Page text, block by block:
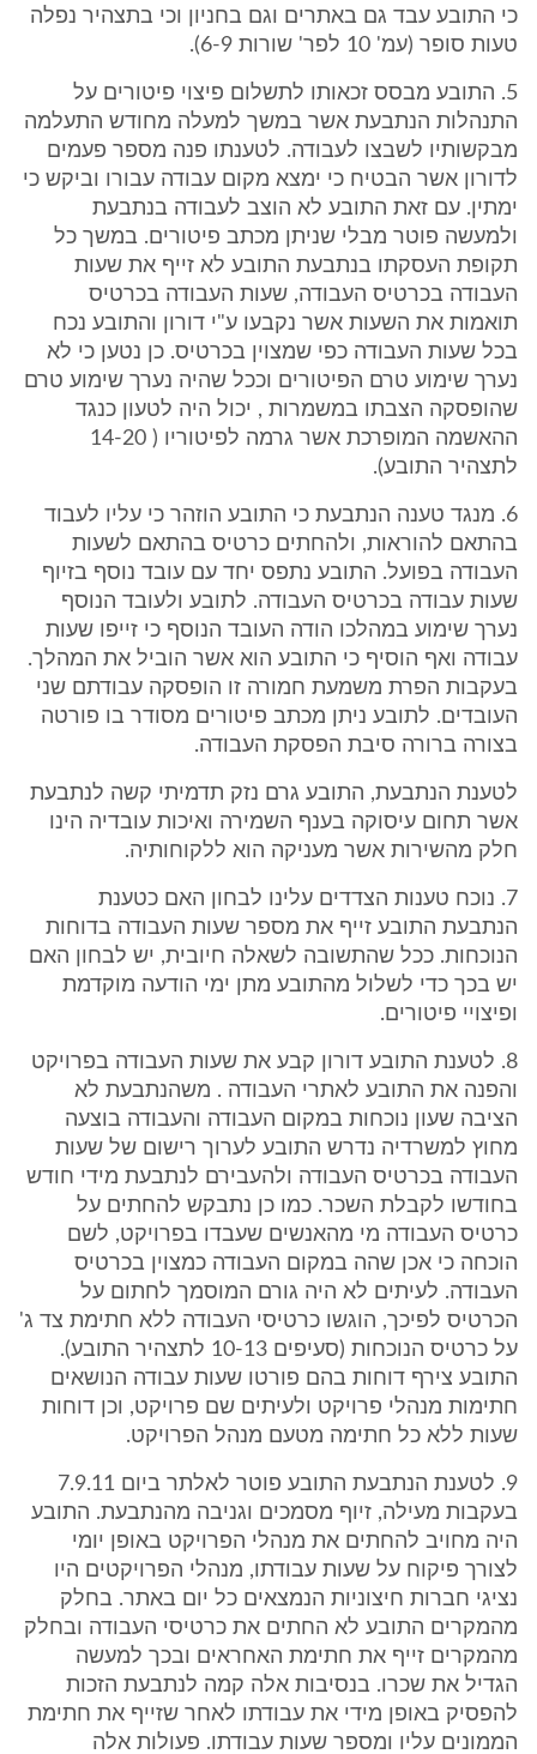
כי התובע עבד גם באתרים וגם בחניון וכי בתצהיר נפלה
טעות סופר (עמ' 10 לפר' שורות 6-9).
5. התובע מבסס זכאותו לתשלום פיצוי פיטורים על
התנהלות הנתבעת אשר במשך למעלה מחודש התעלמה
מבקשותיו לשבצו לעבודה. לטענתו פנה מספר פעמים
לדורון אשר הבטיח כי ימצא מקום עבודה עבורו וביקש כי
ימתין. עם זאת התובע לא הוצב לעבודה בנתבעת
ולמעשה פוטר מבלי שניתן מכתב פיטורים. במשך כל
תקופת העסקתו בנתבעת התובע לא זייף את שעות
העבודה בכרטיס העבודה, שעות העבודה בכרטיס
תואמות את השעות אשר נקבעו ע"י דורון והתובע נכח
בכל שעות העבודה כפי שמצוין בכרטיס. כן נטען כי לא
נערך שימוע טרם הפיטורים וככל שהיה נערך שימוע טרם
שהופסקה הצבתו במשמרות , יכול היה לטעון כנגד
ההאשמה המופרכת אשר גרמה לפיטוריו ( 14-20
לתצהיר התובע).
6. מנגד טענה הנתבעת כי התובע הוזהר כי עליו לעבוד
בהתאם להוראות, ולהחתים כרטיס בהתאם לשעות
העבודה בפועל. התובע נתפס יחד עם עובד נוסף בזיוף
שעות עבודה בכרטיס העבודה. לתובע ולעובד הנוסף
נערך שימוע במהלכו הודה העובד הנוסף כי זייפו שעות
עבודה ואף הוסיף כי התובע הוא אשר הוביל את המהלך.
בעקבות הפרת משמעת חמורה זו הופסקה עבודתם שני
העובדים. לתובע ניתן מכתב פיטורים מסודר בו פורטה
בצורה ברורה סיבת הפסקת העבודה.
לטענת הנתבעת, התובע גרם נזק תדמיתי קשה לנתבעת
אשר תחום עיסוקה בענף השמירה ואיכות עובדיה הינו
חלק מהשירות אשר מעניקה הוא ללקוחותיה.
7. נוכח טענות הצדדים עלינו לבחון האם כטענת
הנתבעת התובע זייף את מספר שעות העבודה בדוחות
הנוכחות. ככל שהתשובה לשאלה חיובית, יש לבחון האם
יש בכך כדי לשלול מהתובע מתן ימי הודעה מוקדמת
ופיצויי פיטורים.
8. לטענת התובע דורון קבע את שעות העבודה בפרויקט
והפנה את התובע לאתרי העבודה . משהנתבעת לא
הציבה שעון נוכחות במקום העבודה והעבודה בוצעה
מחוץ למשרדיה נדרש התובע לערוך רישום של שעות
העבודה בכרטיס העבודה ולהעבירם לנתבעת מידי חודש
בחודשו לקבלת השכר. כמו כן נתבקש להחתים על
כרטיס העבודה מי מהאנשים שעבדו בפרויקט, לשם
הוכחה כי אכן שהה במקום העבודה כמצוין בכרטיס
העבודה. לעיתים לא היה גורם המוסמך לחתום על
הכרטיס לפיכך, הוגשו כרטיסי העבודה ללא חתימת צד ג'
על כרטיס הנוכחות (סעיפים 10-13 לתצהיר התובע).
התובע צירף דוחות בהם פורטו שעות עבודה הנושאים
חתימות מנהלי פרויקט ולעיתים שם פרויקט, וכן דוחות
שעות ללא כל חתימה מטעם מנהל הפרויקט.
9. לטענת הנתבעת התובע פוטר לאלתר ביום 7.9.11
בעקבות מעילה, זיוף מסמכים וגניבה מהנתבעת. התובע
היה מחויב להחתים את מנהלי הפרויקט באופן יומי
לצורך פיקוח על שעות עבודתו, מנהלי הפרויקטים היו
נציגי חברות חיצוניות הנמצאים כל יום באתר. בחלק
מהמקרים התובע לא החתים את כרטיסי העבודה ובחלק
מהמקרים זייף את חתימת האחראים ובכך למעשה
הגדיל את שכרו. בנסיבות אלה קמה לנתבעת הזכות
להפסיק באופן מידי את עבודתו לאחר שזייף את חתימת
הממונים עליו ומספר שעות עבודתו. פעולות אלה